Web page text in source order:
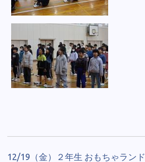
12/19（金）２年生 おもちゃランド